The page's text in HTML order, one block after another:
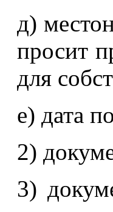
д)
просит
для
е) дата
2)
3)